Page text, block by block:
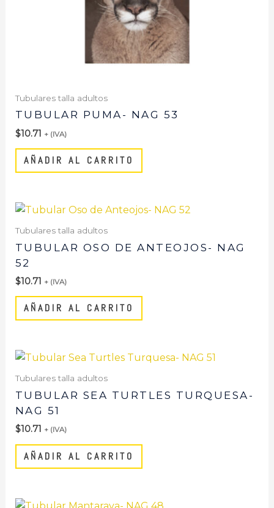
Tubulares talla adultos
TUBULAR PUMA- NAG 53
$10.71 + (IVA)
AÑADIR AL CARRITO
Tubulares talla adultos
TUBULAR OSO DE ANTEOJOS- NAG
52
$10.71 + (IVA)
AÑADIR AL CARRITO
Tubulares talla adultos
TUBULAR SEA TURTLES TURQUESA-
NAG 51
$10.71 + (IVA)
AÑADIR AL CARRITO